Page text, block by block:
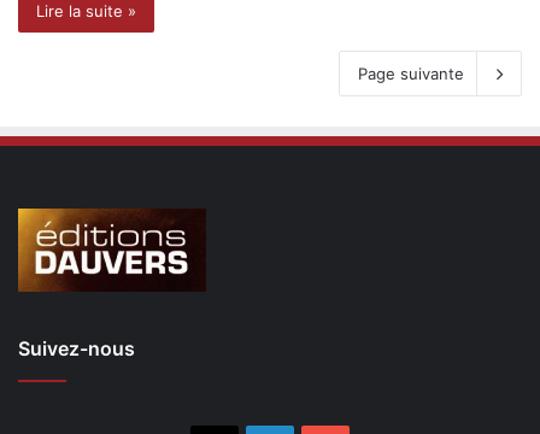
Lire la suite »
Page suivante
Suivez-nous